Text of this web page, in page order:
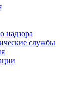
надзора
службы